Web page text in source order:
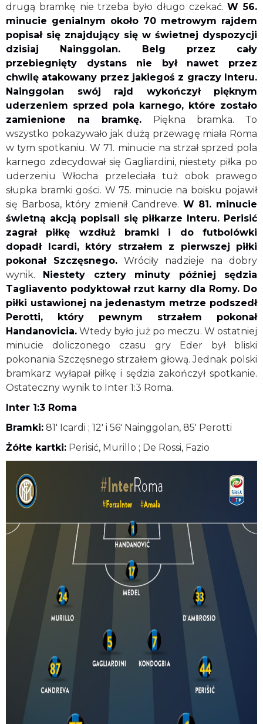
drugą bramkę nie trzeba było długo czekać.W 56.
minucie genialnym około 70 metrowym rajdem
popisał się znajdujący się w świetnej dyspozycji
dzisiaj Nainggolan. Belg przez cały
przebiegnięty dystans nie był nawet przez
chwilę atakowany przez jakiegoś z graczy Interu.
Nainggolan swój rajd wykończył pięknym
uderzeniem sprzed pola karnego, które zostało
zamienione na bramkę. Piękna bramka. To
wszystko pokazywało jak dużą przewagę miała Roma
w tym spotkaniu. W 71. minucie na strzał sprzed pola
karnego zdecydował się Gagliardini, niestety piłka po
uderzeniu Włocha przeleciała tuż obok prawego
słupka bramki gości. W 75. minucie na boisku pojawił
się Barbosa, który zmienił Candreve. W 81. minucie
świetną akcją popisali się piłkarze Interu. Perisić
zagrał piłkę wzdłuż bramki i do futbolówki
dopadł Icardi, który strzałem z pierwszej piłki
pokonał Szczęsnego. Wróciły nadzieje na dobry
wynik. Niestety cztery minuty później sędzia
Tagliavento podyktował rzut karny dla Romy. Do
piłki ustawionej na jedenastym metrze podszedł
Perotti, który pewnym strzałem pokonał
Handanovicia. Wtedy było już po meczu. W ostatniej
minucie doliczonego czasu gry Eder był bliski
pokonania Szczęsnego strzałem głową. Jednak polski
bramkarz wyłapał piłkę i sędzia zakończył spotkanie.
Ostateczny wynik to Inter 1:3 Roma.
Inter 1:3 Roma
Bramki: 81' Icardi ; 12' i 56' Nainggolan, 85' Perotti
Żółte kartki: Perisić, Murillo ; De Rossi, Fazio